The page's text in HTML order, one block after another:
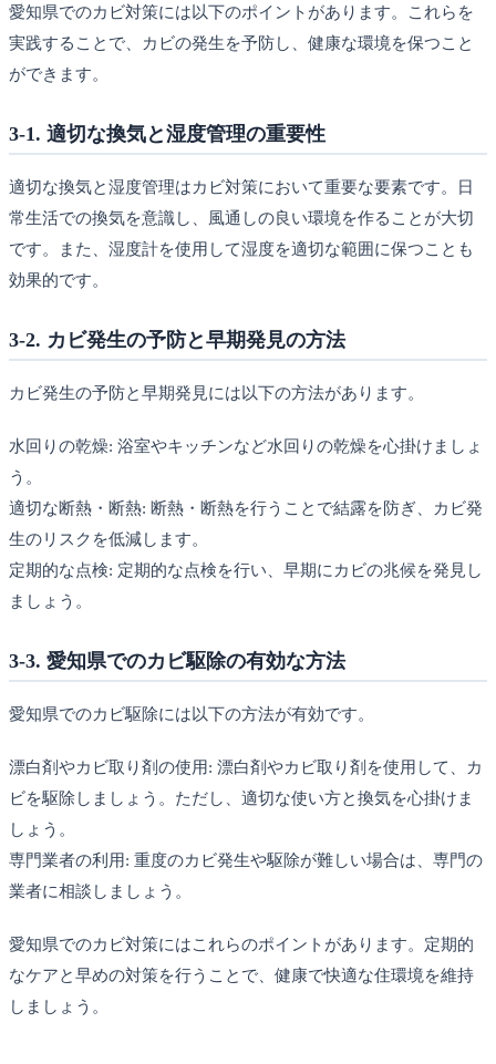
愛知県でのカビ対策には以下のポイントがあります。これらを
実践することで、カビの発生を予防し、健康な環境を保つこと
ができます。
3-1. 適切な換気と湿度管理の重要性
適切な換気と湿度管理はカビ対策において重要な要素です。日
常生活での換気を意識し、風通しの良い環境を作ることが大切
です。また、湿度計を使用して湿度を適切な範囲に保つことも
効果的です。
3-2. カビ発生の予防と早期発見の方法
カビ発生の予防と早期発見には以下の方法があります。
水回りの乾燥: 浴室やキッチンなど水回りの乾燥を心掛けましょ
う。
適切な断熱・断熱: 断熱・断熱を行うことで結露を防ぎ、カビ発
生のリスクを低減します。
定期的な点検: 定期的な点検を行い、早期にカビの兆候を発見し
ましょう。
3-3. 愛知県でのカビ駆除の有効な方法
愛知県でのカビ駆除には以下の方法が有効です。
漂白剤やカビ取り剤の使用: 漂白剤やカビ取り剤を使用して、カ
ビを駆除しましょう。ただし、適切な使い方と換気を心掛けま
しょう。
専門業者の利用: 重度のカビ発生や駆除が難しい場合は、専門の
業者に相談しましょう。
愛知県でのカビ対策にはこれらのポイントがあります。定期的
なケアと早めの対策を行うことで、健康で快適な住環境を維持
しましょう。